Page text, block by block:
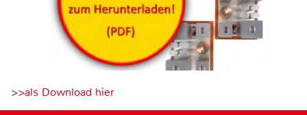
>>als Download hier